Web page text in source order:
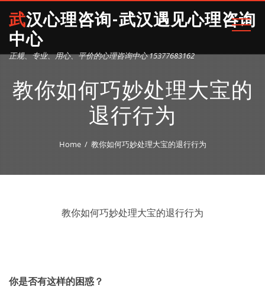
武汉心理咨询-武汉遇见心理咨询
中心
正规、专业、用心、平价的心理咨询中心 15377683162
教你如何巧妙处理大宝的
退行行为
Home 教你如何巧妙处理大宝的退行行为
教你如何巧妙处理大宝的退行行为
你是否有这样的困惑？